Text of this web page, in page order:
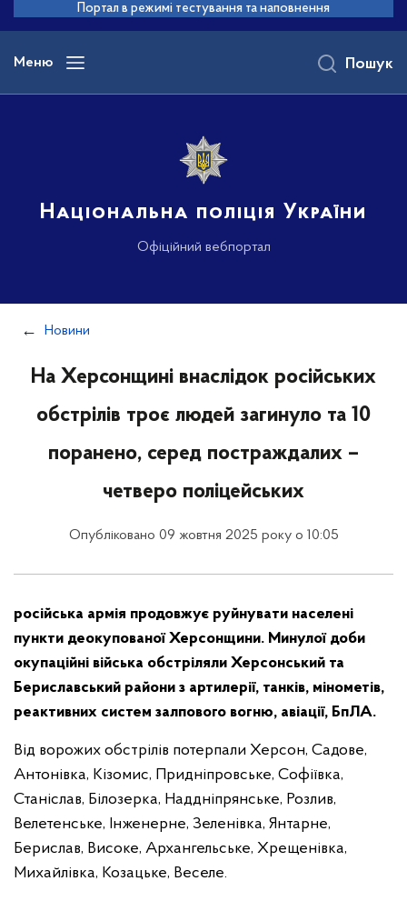
основного
вмісту
Портал в режимі тестування та наповнення
Меню
Національна поліція України
Офіційний вебпортал
Пошук
Новини
На Херсонщині внаслідок російських
обстрілів троє людей загинуло та 10
поранено, серед постраждалих –
четверо поліцейських
Опубліковано 09 жовтня 2025 року о 10:05
російська армія продовжує руйнувати населені
пункти деокупованої Херсонщини. Минулої доби
окупаційні війська обстріляли Херсонський та
Бериславський райони з артилерії, танків, мінометів,
реактивних систем залпового вогню, авіації, БпЛА.
Від ворожих обстрілів потерпали Херсон, Садове,
Антонівка, Кізомис, Придніпровське, Софіївка,
Станіслав, Білозерка, Наддніпрянське, Розлив,
Велетенське, Інженерне, Зеленівка, Янтарне,
Берислав, Високе, Архангельське, Хрещенівка,
Михайлівка, Козацьке, Веселе.